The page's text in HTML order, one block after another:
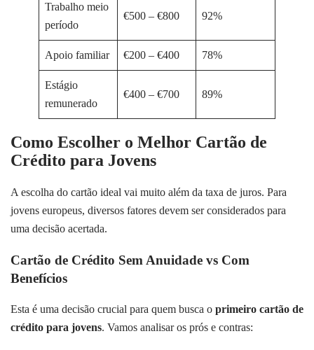
Trabalho meio
período
€500 – €800 92%
Apoio familiar €200 – €400 78%
Estágio
remunerado
€400 – €700 89%
Como Escolher o Melhor Cartão de
Crédito para Jovens
A escolha do cartão ideal vai muito além da taxa de juros. Para
jovens europeus, diversos fatores devem ser considerados para
uma decisão acertada.
Cartão de Crédito Sem Anuidade vs Com
Benefícios
Esta é uma decisão crucial para quem busca o primeiro cartão de
crédito para jovens. Vamos analisar os prós e contras: